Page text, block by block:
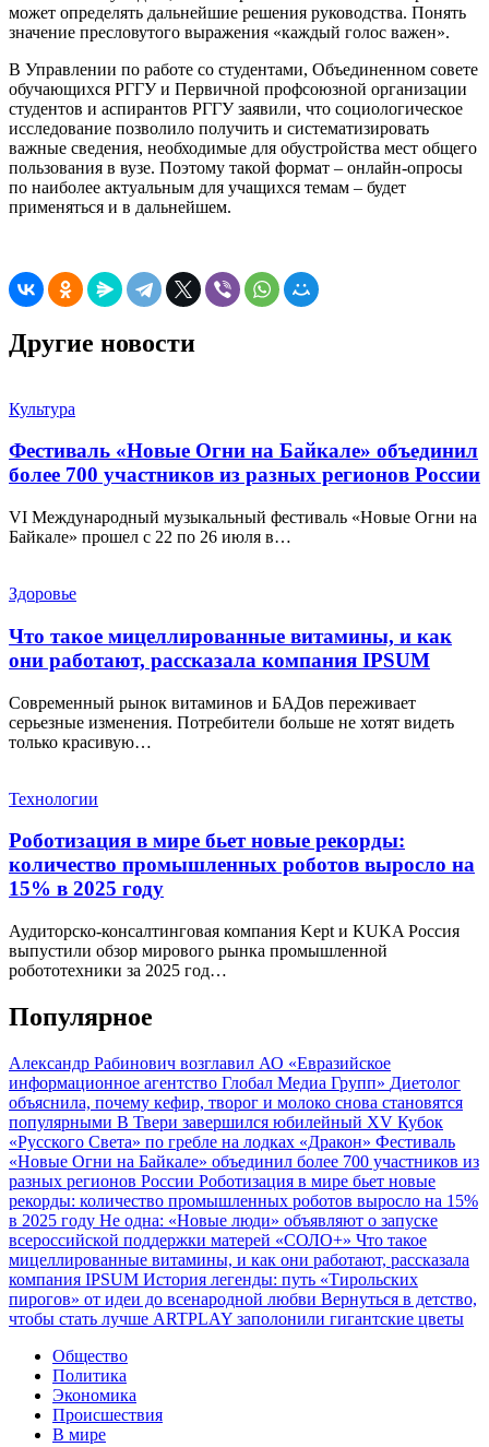
может определять дальнейшие решения руководства. Понять
значение пресловутого выражения «каждый голос важен».
В Управлении по работе со студентами, Объединенном совете
обучающихся РГГУ и Первичной профсоюзной организации
студентов и аспирантов РГГУ заявили, что социологическое
исследование позволило получить и систематизировать
важные сведения, необходимые для обустройства мест общего
пользования в вузе. Поэтому такой формат – онлайн-опросы
по наиболее актуальным для учащихся темам – будет
применяться и в дальнейшем.
Другие новости
Культура
Фестиваль «Новые Огни на Байкале» объединил
более 700 участников из разных регионов России
VI Международный музыкальный фестиваль «Новые Огни на
Байкале» прошел с 22 по 26 июля в…
Здоровье
Что такое мицеллированные витамины, и как
они работают, рассказала компания IPSUM
Современный рынок витаминов и БАДов переживает
серьезные изменения. Потребители больше не хотят видеть
только красивую…
Технологии
Роботизация в мире бьет новые рекорды:
количество промышленных роботов выросло на
15% в 2025 году
Аудиторско-консалтинговая компания Kept и KUKA Россия
выпустили обзор мирового рынка промышленной
робототехники за 2025 год…
Популярное
Александр Рабинович возглавил АО «Евразийское
информационное агентство Глобал Медиа Групп» Диетолог
объяснила, почему кефир, творог и молоко снова становятся
популярными В Твери завершился юбилейный XV Кубок
«Русского Света» по гребле на лодках «Дракон» Фестиваль
«Новые Огни на Байкале» объединил более 700 участников из
разных регионов России Роботизация в мире бьет новые
рекорды: количество промышленных роботов выросло на 15%
в 2025 году Не одна: «Новые люди» объявляют о запуске
всероссийской поддержки матерей «СОЛО+» Что такое
мицеллированные витамины, и как они работают, рассказала
компания IPSUM История легенды: путь «Тирольских
пирогов» от идеи до всенародной любви Вернуться в детство,
чтобы стать лучше ARTPLAY заполонили гигантские цветы
Общество
Политика
Экономика
Происшествия
В мире